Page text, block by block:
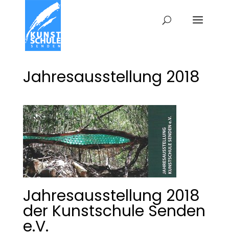
Jahresausstellung 2018
Jahresausstellung 2018
der Kunstschule Senden
e.V.